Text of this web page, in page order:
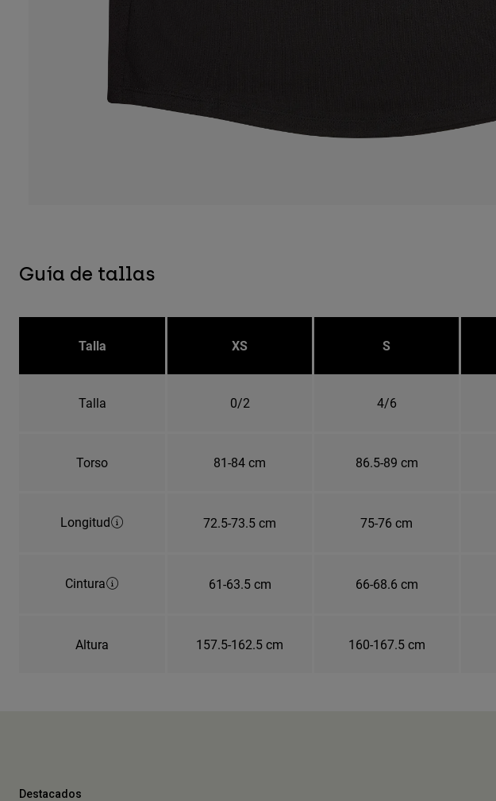
Guía de tallas
Talla XS S
Talla 0/2 4/6
Torso 81-84 cm 86.5-89 cm
Longitud 72.5-73.5 cm 75-76 cm
Cintura 61-63.5 cm 66-68.6 cm
Altura 157.5-162.5 cm 160-167.5 cm
Destacados